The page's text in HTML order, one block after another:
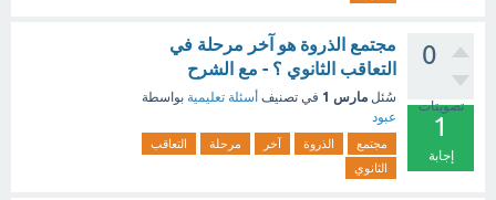
0
تصويتات
1
إجابة
مجتمع الذروة هو آخر مرحلة في
التعاقب الثانوي ؟ - مع الشرح
سُئل مارس 1 في تصنيف أسئلة تعليمية بواسطة
عبود
مجتمع الذروة آخر مرحلة
التعاقب
الثانوي